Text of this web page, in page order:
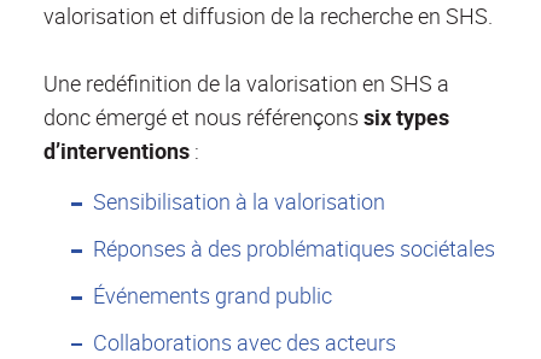
valorisation et diffusion de la recherche en SHS.
Une redéfinition de la valorisation en SHS a
donc émergé et nous référençons six types
d’interventions :
Sensibilisation à la valorisation
Réponses à des problématiques sociétales
Événements grand public
Collaborations avec des acteurs